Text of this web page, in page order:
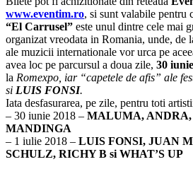
www.eventim.ro, si sunt valabile pentru
“El Carrusel” este unul dintre cele mai
organizat vreodata in Romania, unde, de
ale muzicii internationale vor urca pe
avea loc pe parcursul a doua zile, 30
la Romexpo, iar “capetele de afis” ale
si LUIS FONSI.
Iata desfasurarea, pe zile, pentru toti
– 30 iunie 2018 – MALUMA, ANDRA,
MANDINGA
– 1 iulie 2018 – LUIS FONSI, JUAN
SCHULZ, RICHY B si WHAT’S UP